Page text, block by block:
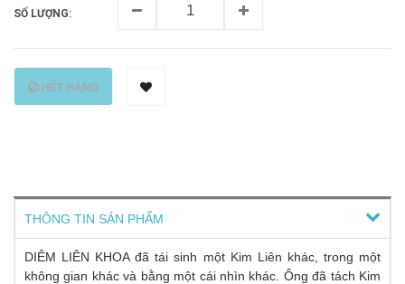
SỐ LƯỢNG:
HẾT HÀNG
THÔNG TIN SẢN PHẨM
DIÊM LIÊN KHOA đã tái sinh một Kim Liên khác, trong một
không gian khác và bằng một cái nhìn khác. Ông đã tách Kim